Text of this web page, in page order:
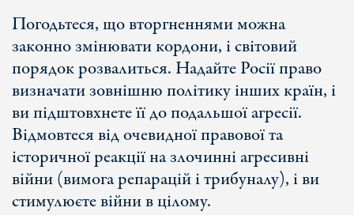
Погодьтеся, що вторгненнями можна
законно змінювати кордони, і світовий
порядок розвалиться. Надайте Росії право
визначати зовнішню політику інших країн, і
ви підштовхнете її до подальшої агресії.
Відмовтеся від очевидної правової та
історичної реакції на злочинні агресивні
війни (вимога репарацій і трибуналу), і ви
стимулюєте війни в цілому.